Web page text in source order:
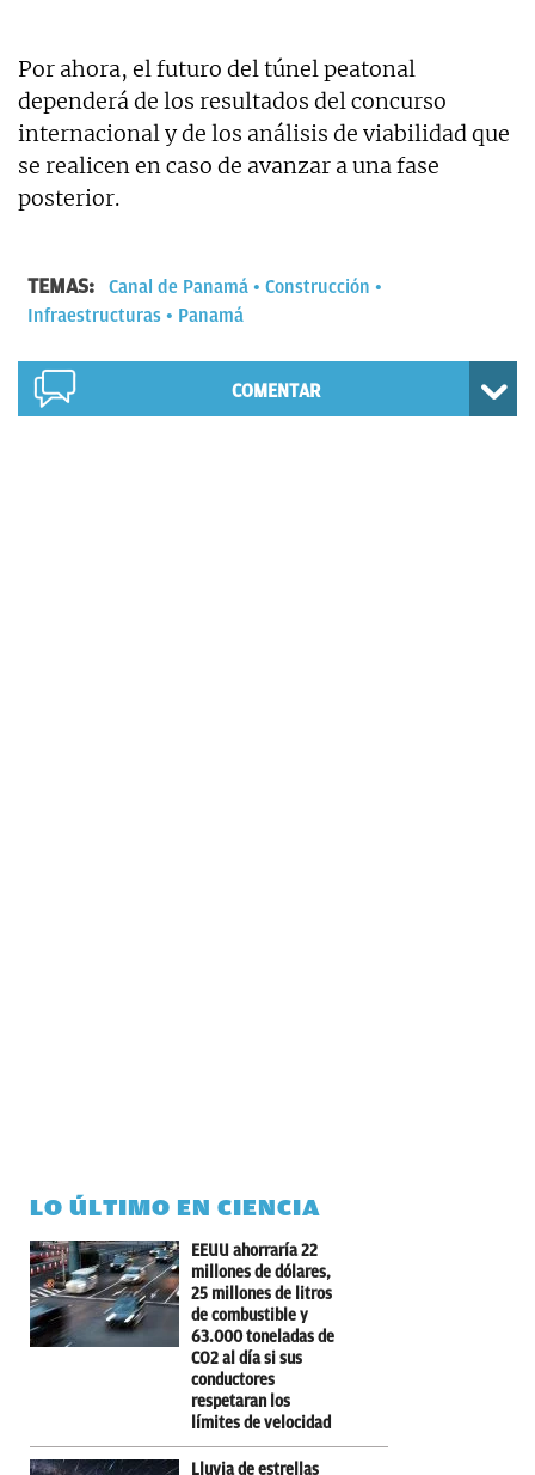
Por ahora, el futuro del túnel peatonal
dependerá de los resultados del concurso
internacional y de los análisis de viabilidad que
se realicen en caso de avanzar a una fase
posterior.
TEMAS: Canal de Panamá
Construcción
Infraestructuras
Panamá
COMENTAR
LO ÚLTIMO EN CIENCIA
EEUU ahorraría 22
millones de dólares,
25 millones de litros
de combustible y
63.000 toneladas de
CO2 al día si sus
conductores
respetaran los
límites de velocidad
Lluvia de estrellas